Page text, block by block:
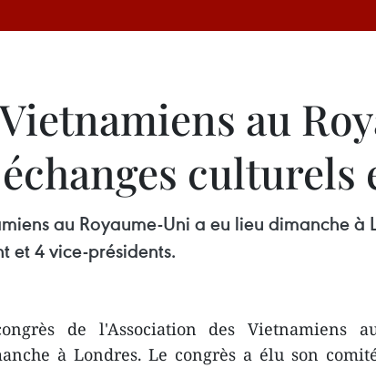
au
culturels
au Royaume-Uni a eu lieu dimanche à
et 4 vice-présidents.
de l'Association des Vietnamiens
à Londres. Le congrès a élu son